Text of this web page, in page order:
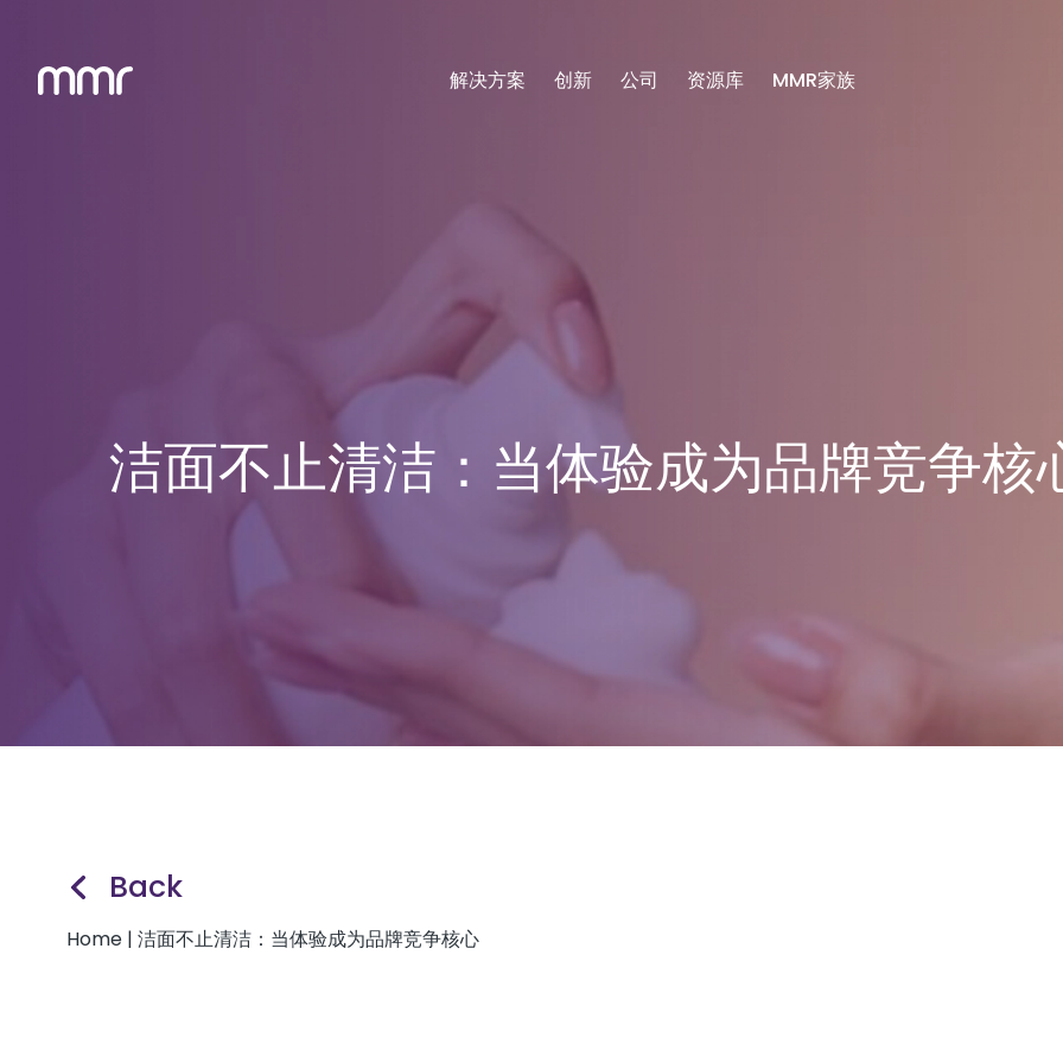
解决方案 创新 公司 资源库 MMR家族
洁面不止清洁：当体验成为品牌竞争核
Back
Home | 洁面不止清洁：当体验成为品牌竞争核心